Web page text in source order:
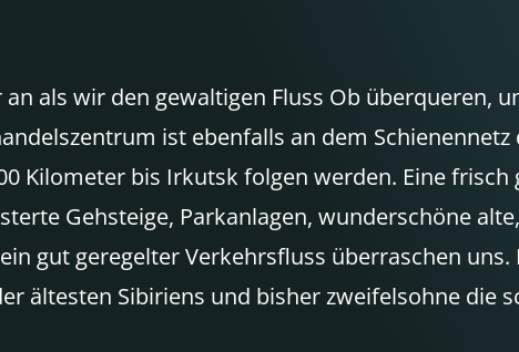
als wir den gewaltigen Fluss Ob überqueren,
ist ebenfalls an dem
Kilometer bis Irkutsk folgen werden. Eine
Gehsteige, Parkanlagen, wunderschöne
gut geregelter Verkehrsfluss überraschen
ältesten Sibiriens und bisher zweifelsohne die